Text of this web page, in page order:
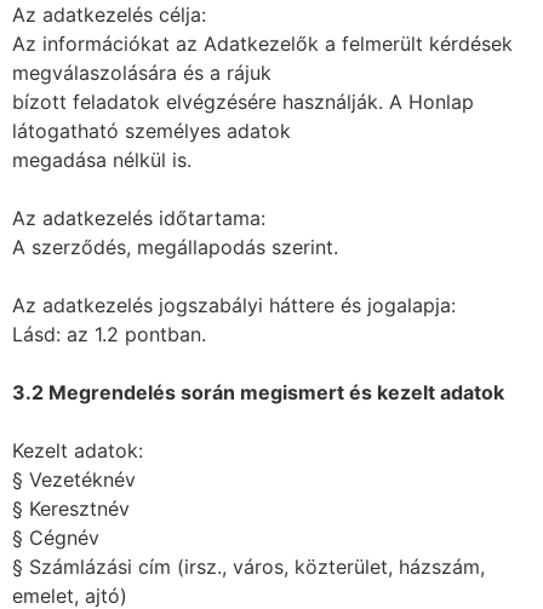
Az adatkezelés célja:
Az információkat az Adatkezelők a felmerült kérdések
megválaszolására és a rájuk
bízott feladatok elvégzésére használják. A Honlap
látogatható személyes adatok
megadása nélkül is.
Az adatkezelés időtartama:
A szerződés, megállapodás szerint.
Az adatkezelés jogszabályi háttere és jogalapja:
Lásd: az 1.2 pontban.
3.2 Megrendelés során megismert és kezelt adatok
Kezelt adatok:
§ Vezetéknév
§ Keresztnév
§ Cégnév
§ Számlázási cím (irsz., város, közterület, házszám,
emelet, ajtó)